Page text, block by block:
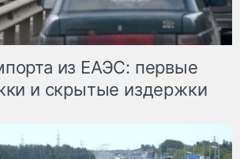
из ЕАЭС: первые
и скрытые издержки